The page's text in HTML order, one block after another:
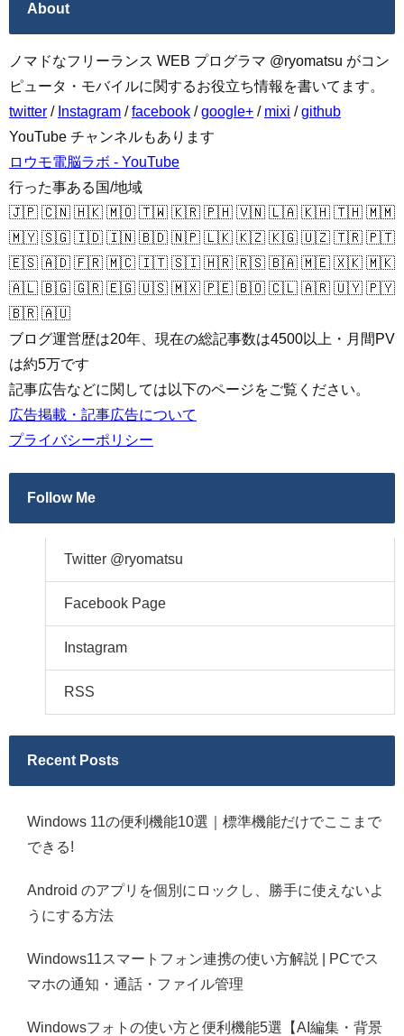
About
ノマドなフリーランス WEB プログラマ @ryomatsu がコン
ピュータ・モバイルに関するお役立ち情報を書いてます。
twitter / Instagram /facebook /google+ / mixi /github
YouTube チャンネルもあります
ロウモ電脳ラボ - YouTube
行った事ある国/地域
🇯🇵 🇨🇳 🇭🇰 🇲🇴 🇹🇼 🇰🇷 🇵🇭 🇻🇳 🇱🇦 🇰🇭 🇹🇭 🇲🇲
🇲🇾 🇸🇬 🇮🇩 🇮🇳 🇧🇩 🇳🇵 🇱🇰 🇰🇿 🇰🇬 🇺🇿 🇹🇷 🇵🇹
🇪🇸 🇦🇩 🇫🇷 🇲🇨 🇮🇹 🇸🇮 🇭🇷 🇷🇸 🇧🇦 🇲🇪 🇽🇰 🇲🇰
🇦🇱 🇧🇬 🇬🇷 🇪🇬 🇺🇸 🇲🇽 🇵🇪 🇧🇴 🇨🇱 🇦🇷 🇺🇾 🇵🇾
🇧🇷 🇦🇺
ブログ運営歴は20年、現在の総記事数は4500以上・月間PV
は約5万です
記事広告などに関しては以下のページをご覧ください。
広告掲載・記事広告について
プライバシーポリシー
Follow Me
Twitter @ryomatsu
Facebook Page
Instagram
RSS
Recent Posts
Windows 11の便利機能10選｜標準機能だけでここまで
できる!
Android のアプリを個別にロックし、勝手に使えないよ
うにする方法
Windows11スマートフォン連携の使い方解説 | PCでス
マホの通知・通話・ファイル管理
Windowsフォトの使い方と便利機能5選【AI編集・背景